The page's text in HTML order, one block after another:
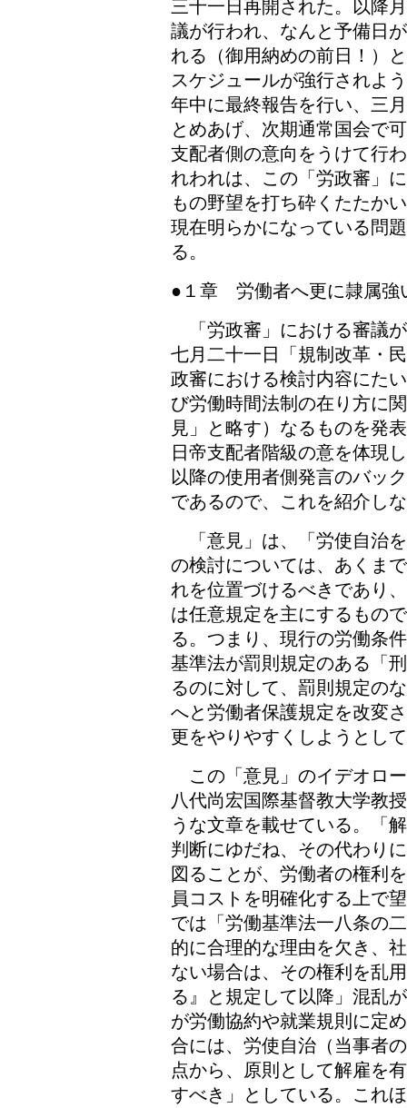
三十一日再開された。以降
議が行われ、なんと予備日
れる（御用納めの前日！）
スケジュールが強行されよ
年中に最終報告を行い、三
とめあげ、次期通常国会で
支配者側の意向をうけて行
れわれは、この「労政審」
もの野望を打ち砕くたたか
現在明らかになっている問
る。
●１章 労働者へ更に隷属強
「労政審」における審議
七月二十一日「規制改革・
政審における検討内容にた
び労働時間法制の在り方に
見」と略す）なるものを発
日帝支配者階級の意を体現
以降の使用者側発言のバッ
であるので、これを紹介し
「意見」は、「労使自治
の検討については、あくま
れを位置づけるべきであり
は任意規定を主にするもの
る。つまり、現行の労働条
基準法が罰則規定のある「
るのに対して、罰則規定の
へと労働者保護規定を改変
更をやりやすくしようとし
この「意見」のイデオロ
八代尚宏国際基督教大学教
うな文章を載せている。「
判断にゆだね、その代わり
図ることが、労働者の権利
員コストを明確化する上で
では「労働基準法一八条の
的に合理的な理由を欠き、
ない場合は、その権利を乱
る』と規定して以降」混乱
が労働協約や就業規則に定
合には、労使自治（当事者
点から、原則として解雇を
すべき」としている。これ